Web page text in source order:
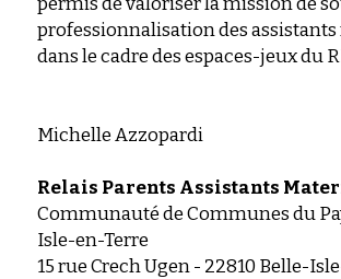
professionnalisation des
dans le cadre des espaces-jeux du
Michelle Azzopardi
Relais Parents Assistants
Communauté de Communes du
Isle-en-Terre
15 rue Crech Ugen - 22810 Belle-